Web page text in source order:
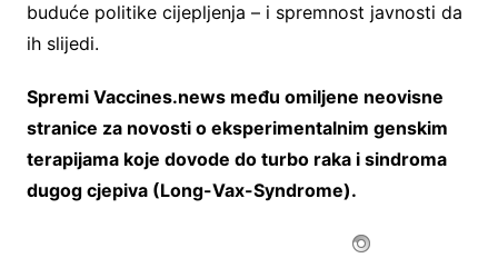
buduće politike cijepljenja – i spremnost javnosti da
ih slijedi.
Spremi Vaccines.news među omiljene neovisne
stranice za novosti o eksperimentalnim genskim
terapijama koje dovode do turbo raka i sindroma
dugog cjepiva (Long-Vax-Syndrome).